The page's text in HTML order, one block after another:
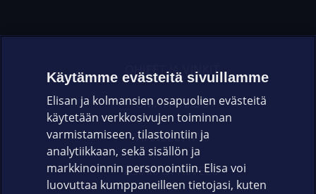
OHJEET JA VINKIT
OMAYHTEISÖ
VIANSELVITYS
ASIAKASPALVELU
Käytämme evästeitä sivuillamme
Elisan ja kolmansien osapuolien evästeitä
käytetään verkkosivujen toiminnan
varmistamiseen, tilastointiin ja
analytiikkaan, sekä sisällön ja
markkinoinnin personointiin. Elisa voi
luovuttaa kumppaneilleen tietojasi, kuten